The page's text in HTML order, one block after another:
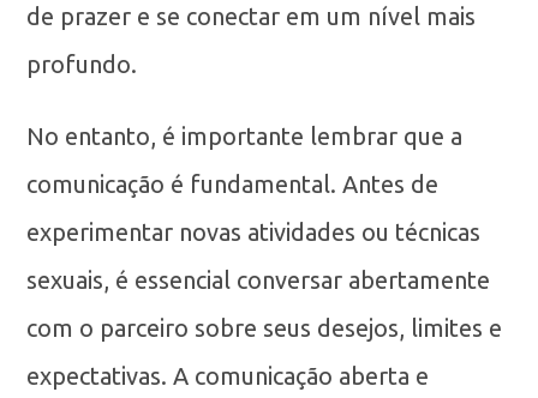
de prazer e se conectar em um nível mais
profundo.
No entanto, é importante lembrar que a
comunicação é fundamental. Antes de
experimentar novas atividades ou técnicas
sexuais, é essencial conversar abertamente
com o parceiro sobre seus desejos, limites e
expectativas. A comunicação aberta e